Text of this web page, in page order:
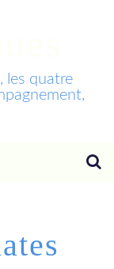
les quatre